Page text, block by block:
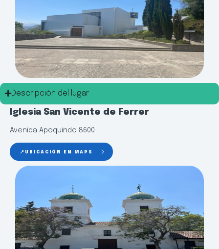
Descripción del lugar
Iglesia San Vicente de Ferrer
Avenida Apoquindo 8600
📍UBICACIÓN EN MAPS